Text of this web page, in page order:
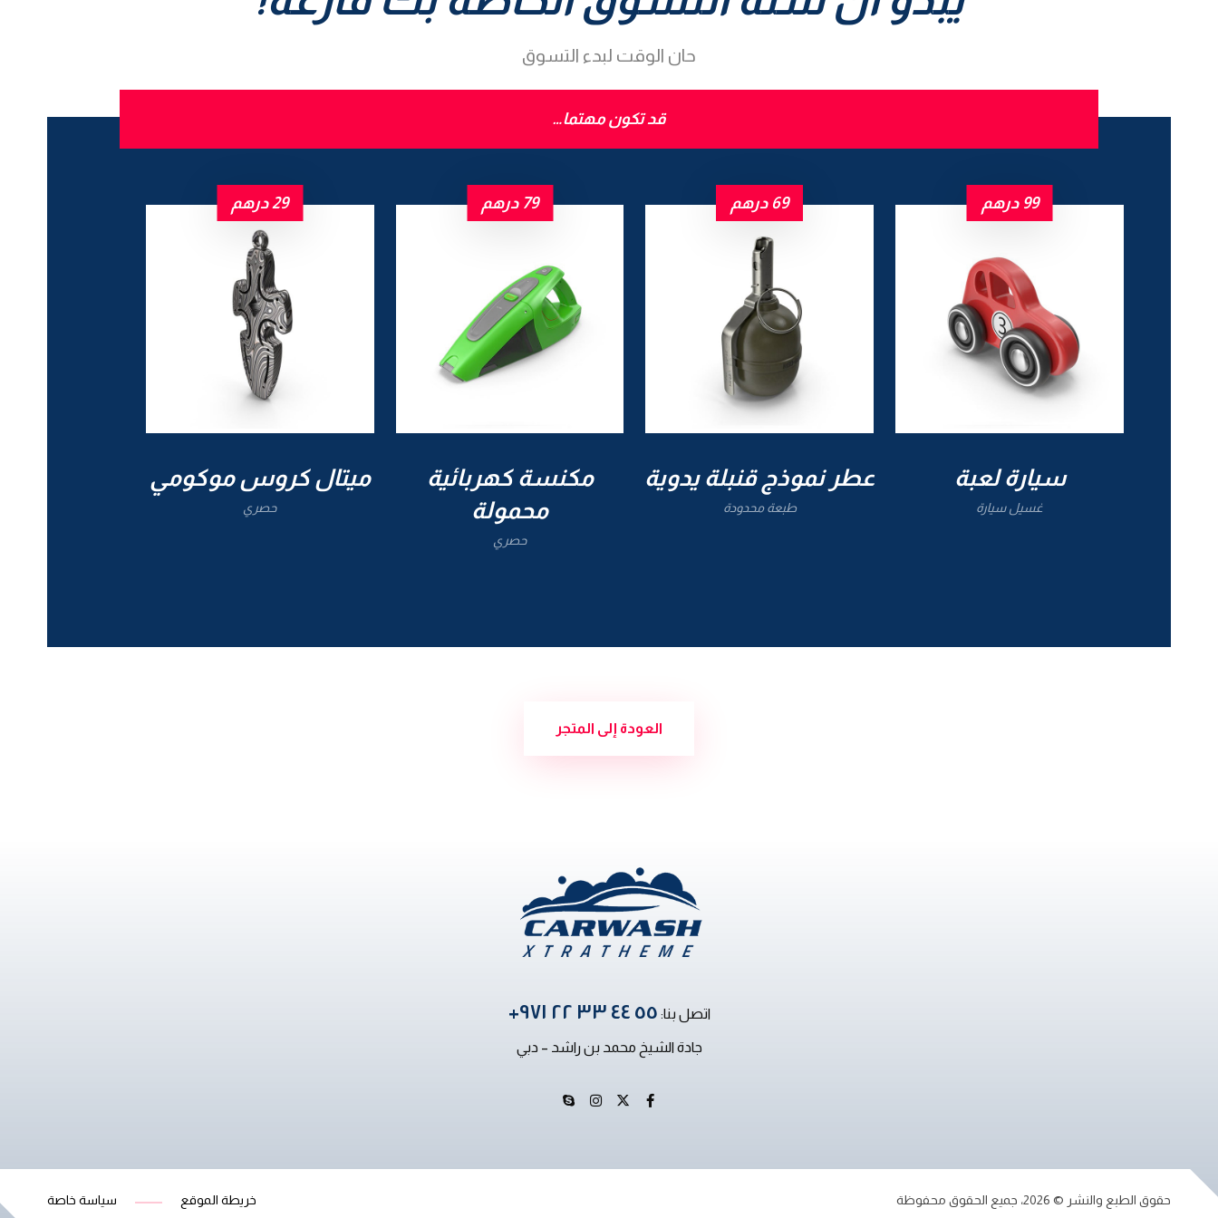
حان الوقت لبدء التسوق
قد تكون مهتما…
سيارة لعبة
غسيل سيارة
99 درهم
عطر نموذج قنبلة يدوية
طبعة محدودة
69 درهم
مكنسة كهربائية
محمولة
حصري
79 درهم
ميتال كروس موكومي
حصري
29درهم
العودة إلى المتجر
اتصل بنا: ٥٥ ٤٤ ٣٣ ٢٢ ٩٧١+
جادة الشيخ محمد بن راشد – دبي
حقوق الطبع والنشر © 2026، جميع الحقوق محفوظة سياسة خاصة خريطة الموقع